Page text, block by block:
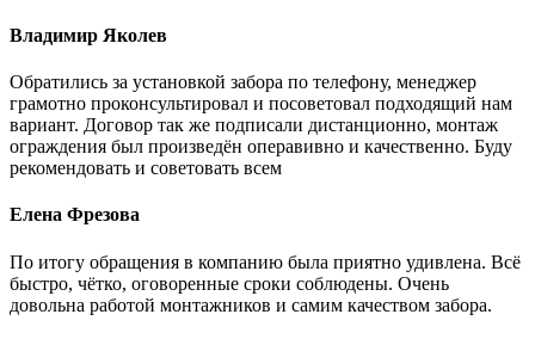
Владимир Яколев
Обратились за установкой забора по телефону, менеджер
грамотно проконсультировал и посоветовал подходящий нам
вариант. Договор так же подписали дистанционно, монтаж
ограждения был произведён операвивно и качественно. Буду
рекомендовать и советовать всем
Елена Фрезова
По итогу обращения в компанию была приятно удивлена. Всё
быстро, чётко, оговоренные сроки соблюдены. Очень
довольна работой монтажников и самим качеством забора.